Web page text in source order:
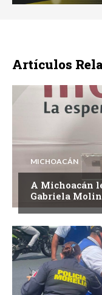
Artículos
MICHOACÁN
A Michoacán
Gabriela